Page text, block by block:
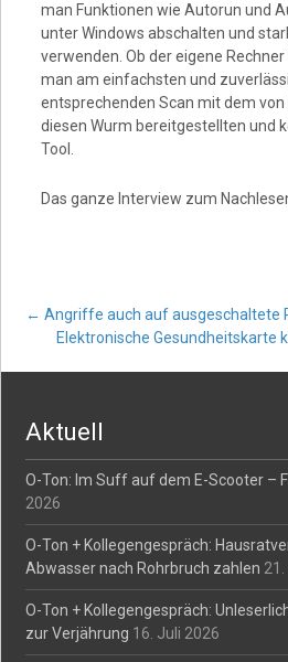
man Funktionen wie Autorun und
unter Windows abschalten und
verwenden. Ob der eigene
man am einfachsten und
entsprechenden Scan mit dem
diesen Wurm bereitgestellten und
Tool.
Das ganze Interview zum
Post
← Angriffe auch auf ausgeschaltete
Elektronische Gesundheitskarte
Aktuell
O-Ton: Im Suff auf dem E-Scooter –
2026
O-Ton + Kollegengespräch:
Abwasser nach Rohrbruch zahlen
O-Ton + Kollegengespräch:
zur Verjährung 16. Juli 2026